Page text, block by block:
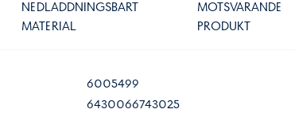
NEDLADDNINGSBART
MATERIAL
MOTSVARANDE
PRODUKT
6005499
6430066743025